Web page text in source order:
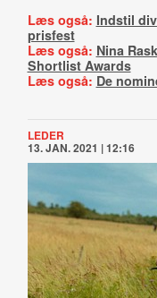
Læs også: Indstil
prisfest
Læs også: Nina
Shortlist Awards
Læs også: De
LEDER
13. JAN. 2021 | 12:16